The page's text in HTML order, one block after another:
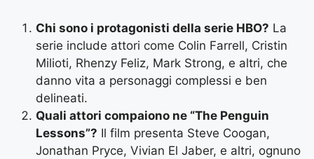
Chi sono i protagonisti della serie HBO? La
serie include attori come Colin Farrell, Cristin
Milioti, Rhenzy Feliz, Mark Strong, e altri, che
danno vita a personaggi complessi e ben
delineati.
Quali attori compaiono ne “The Penguin
Lessons”? Il film presenta Steve Coogan,
Jonathan Pryce, Vivian El Jaber, e altri, ognuno